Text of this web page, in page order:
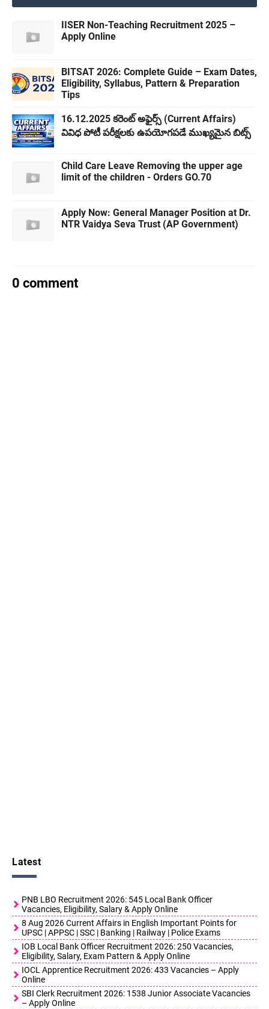
IISER Non-Teaching Recruitment 2025 –
Apply Online
BITSAT 2026: Complete Guide – Exam Dates,
Eligibility, Syllabus, Pattern & Preparation
Tips
16.12.2025 కరెంట్ అఫైర్స్ (Current Affairs)
వివిధ పోటీ పరీక్షలకు ఉపయోగపడే ముఖ్యమైన బిట్స్
Child Care Leave Removing the upper age
limit of the children - Orders GO.70
​Apply Now: General Manager Position at Dr.
NTR Vaidya Seva Trust (AP Government)
0 comment
Latest
PNB LBO Recruitment 2026: 545 Local Bank Officer
Vacancies, Eligibility, Salary & Apply Online
8 Aug 2026 Current Affairs in English Important Points for
UPSC | APPSC | SSC | Banking | Railway | Police Exams
IOB Local Bank Officer Recruitment 2026: 250 Vacancies,
Eligibility, Salary, Exam Pattern & Apply Online
IOCL Apprentice Recruitment 2026: 433 Vacancies – Apply
Online
SBI Clerk Recruitment 2026: 1538 Junior Associate Vacancies
– Apply Online